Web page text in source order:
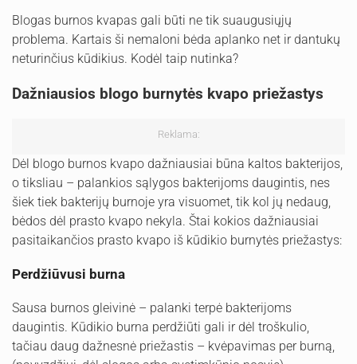
Blogas burnos kvapas gali būti ne tik suaugusiųjų
problema. Kartais ši nemaloni bėda aplanko net ir dantukų
neturinčius kūdikius. Kodėl taip nutinka?
Dažniausios blogo burnytės kvapo priežastys
Reklama:
Dėl blogo burnos kvapo dažniausiai būna kaltos bakterijos,
o tiksliau – palankios sąlygos bakterijoms daugintis, nes
šiek tiek bakterijų burnoje yra visuomet, tik kol jų nedaug,
bėdos dėl prasto kvapo nekyla. Štai kokios dažniausiai
pasitaikančios prasto kvapo iš kūdikio burnytės priežastys:
Perdžiūvusi burna
Sausa burnos gleivinė – palanki terpė bakterijoms
daugintis. Kūdikio burna perdžiūti gali ir dėl troškulio,
tačiau daug dažnesnė priežastis – kvėpavimas per burną,